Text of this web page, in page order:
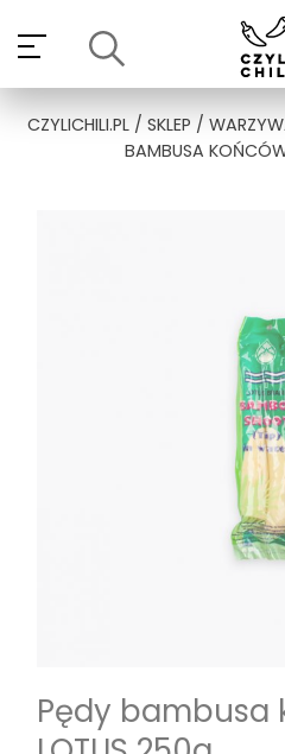
content
CZYLICHILI.PL/ SKLEP /
BAMBUSA
Pędy bambusa